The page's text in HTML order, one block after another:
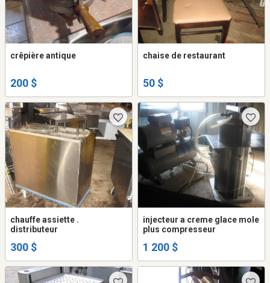
crêpière antique
200 $
chaise de restaurant
50 $
chauffe assiette .
distributeur
300 $
injecteur a creme glace mole
plus compresseur
1 200 $